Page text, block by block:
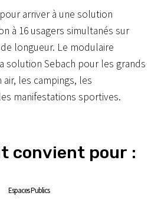
arriver à une solution
à 16 usagers simultanés sur
longueur. Le modulaire
solution Sebach pour les grands
les campings, les
manifestations sportives.
convient pour :
Espaces Publics